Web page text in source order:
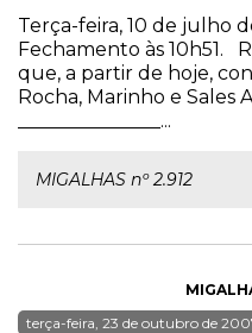
Terça-feira, 10 de julho
Fechamento às 10h51.
que, a partir de hoje,
Rocha, Marinho e Sales
_______________...
MIGALHAS nº 2.912
terça-feira, 23 de outubro de